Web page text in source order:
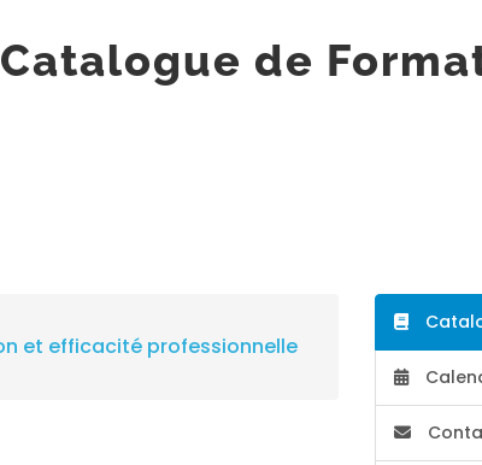
Catalogue de
et efficacité professionnelle